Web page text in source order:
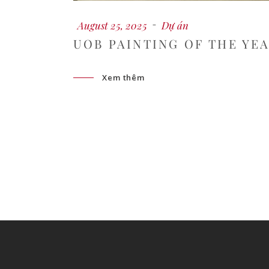
August 25, 2025 Dự án
UOB PAINTING OF THE
Xem thêm